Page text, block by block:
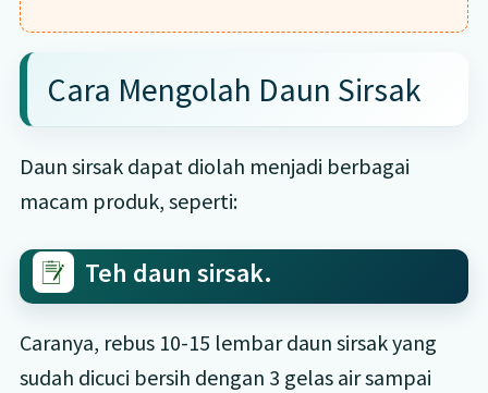
Cara Mengolah Daun Sirsak
Daun sirsak dapat diolah menjadi berbagai
macam produk, seperti:
Teh daun sirsak.
Caranya, rebus 10-15 lembar daun sirsak yang
sudah dicuci bersih dengan 3 gelas air sampai